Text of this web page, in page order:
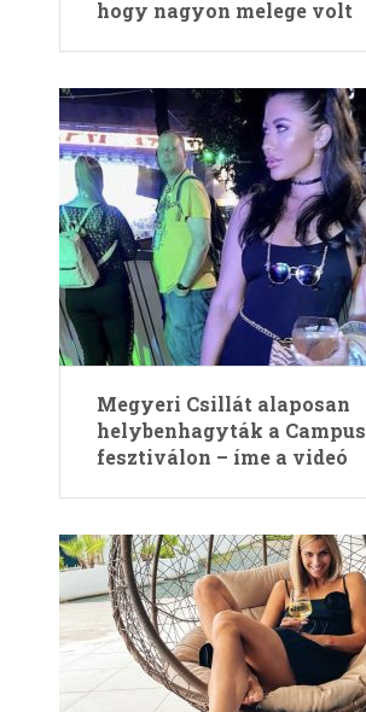
hogy nagyon melege volt
Megyeri Csillát alaposan
helybenhagyták a Campus
fesztiválon – íme a videó